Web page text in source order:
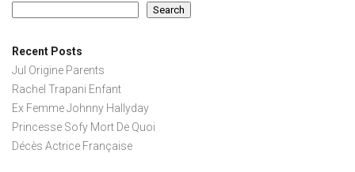
Search
Recent Posts
Jul Origine Parents
Rachel Trapani Enfant
Ex Femme Johnny Hallyday
Princesse Sofy Mort De Quoi
Décès Actrice Française